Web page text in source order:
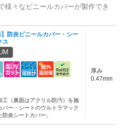
様々なビニールカバーが製作でき
】防炎ビニールカバー・シー
ス
工（裏面はアクリル防汚）を施
バー・シートのウルトラマック
炎シートカバー。
厚み
0.47mm